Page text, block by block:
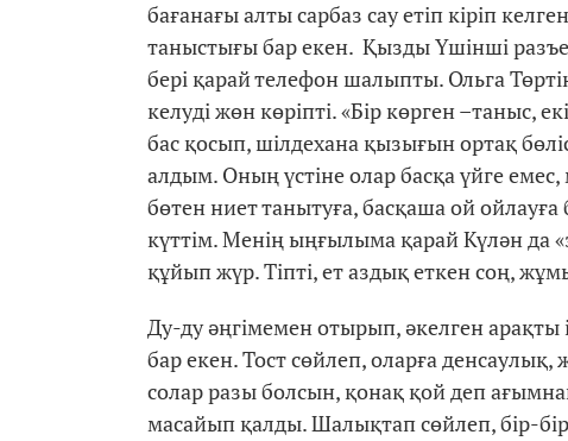
бағанағы алты сарбаз сау етіп кіріп
таныстығы бар екен. Қызды Үшінші
бері қарай телефон шалыпты. Ольга
келуді жөн көріпті. «Бір көрген –таныс,
бас қосып, шілдехана қызығын ортақ
алдым. Оның үстіне олар басқа үйге
бөтен ниет танытуға, басқаша ой
күттім. Менің ыңғылыма қарай Күлән да
құйып жүр. Тіпті, ет аздық еткен соң,
Ду-ду әңгімемен отырып, әкелген
бар екен. Тост сөйлеп, оларға
солар разы болсын, қонақ қой деп
масайып қалды. Шалықтап сөйлеп, бір-